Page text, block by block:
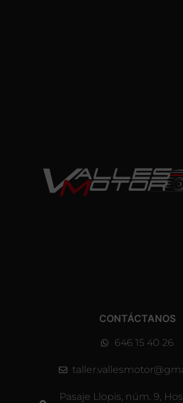
CONTÁCTANOS
646 15 40 26
Pasaje Llopis, núm. 9,